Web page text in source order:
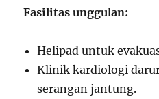
Fasilitas unggulan:
Helipad untuk
Klinik kardiologi
serangan jantung.